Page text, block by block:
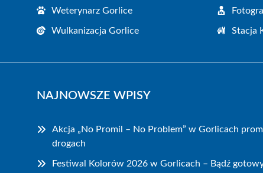
Weterynarz Gorlice
Wulkanizacja Gorlice Stacja
NAJNOWSZE WPISY
Akcja „No Promil – No Problem” w Gorlicach
drogach
Festiwal Kolorów 2026 w Gorlicach – Bądź